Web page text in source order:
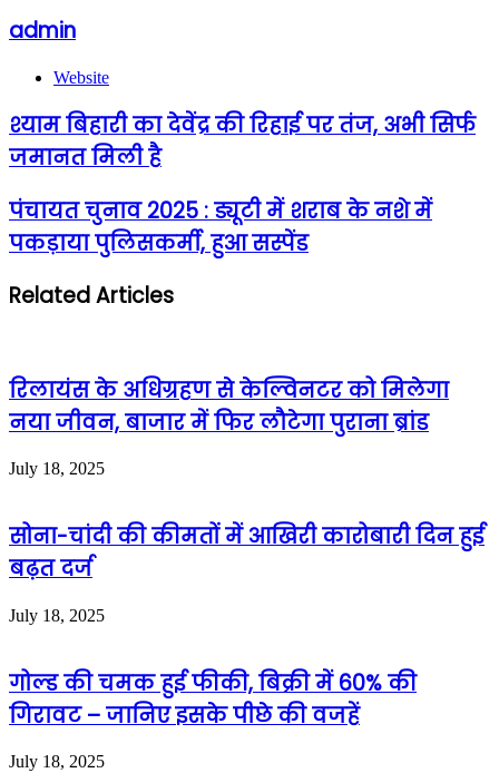
admin
Website
श्याम बिहारी का देवेंद्र की रिहाई पर तंज, अभी सिर्फ
जमानत मिली है
पंचायत चुनाव 2025 : ड्यूटी में शराब के नशे में
पकड़ाया पुलिसकर्मी, हुआ सस्पेंड
Related Articles
रिलायंस के अधिग्रहण से केल्विनटर को मिलेगा
नया जीवन, बाजार में फिर लौटेगा पुराना ब्रांड
July 18, 2025
सोना-चांदी की कीमतों में आखिरी कारोबारी दिन हुई
बढ़त दर्ज
July 18, 2025
गोल्ड की चमक हुई फीकी, बिक्री में 60% की
गिरावट – जानिए इसके पीछे की वजहें
July 18, 2025